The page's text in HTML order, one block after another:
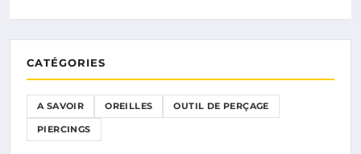
CATÉGORIES
A SAVOIR OREILLES OUTIL DE PERÇAGE
PIERCINGS